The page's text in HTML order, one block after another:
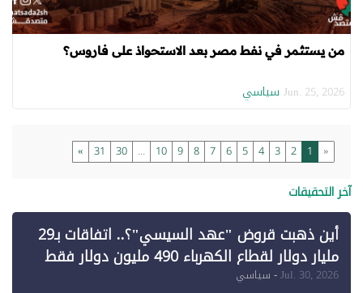
من يستثمر في نفط مصر بعد الاستحواذ على فاروس؟
Jun. 25, 2026 سياسي
«
1
2
3
4
5
6
7
8
9
10
...
30
31
»
آخر التحقيقات
أين ذهبت قروض "عهد السيسي"؟.. اتفاقات بـ29
مليار دولار لقطاع الكهرباء 490 مليون دولار فقط
لـ"الطاقة المتجددة" (1)
Jul. 30, 2026- سياسي